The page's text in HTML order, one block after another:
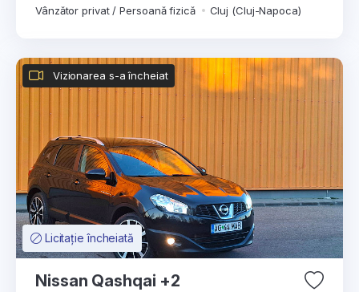
Vânzător privat / Persoană fizică
Cluj (Cluj-Napoca)
Licitație încheiată
Vizionarea s-a încheiat
Nissan Qashqai +2